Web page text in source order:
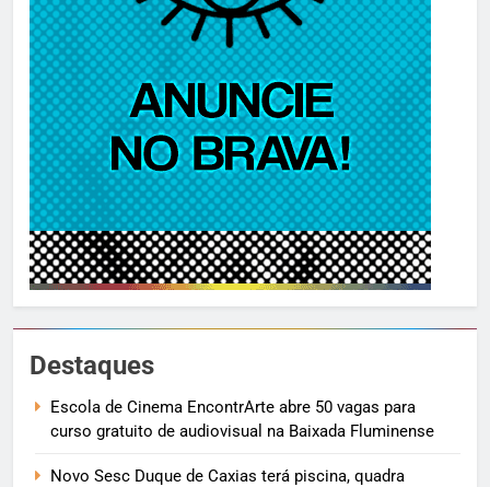
Destaques
Escola de Cinema EncontrArte abre 50 vagas para
curso gratuito de audiovisual na Baixada Fluminense
Novo Sesc Duque de Caxias terá piscina, quadra